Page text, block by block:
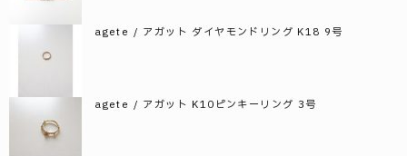
agete / アガット ダイヤモンドリング K18 9号
agete / アガット K10ピンキーリング 3号